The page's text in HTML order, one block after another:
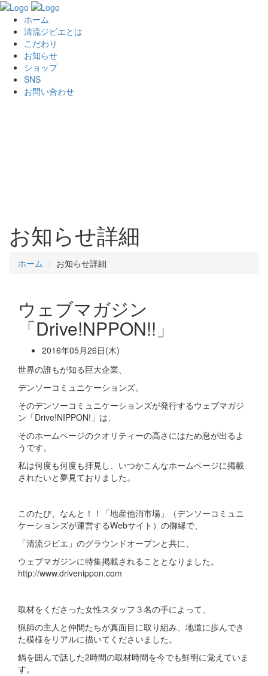
ホーム
清流ジビエとは
こだわり
お知らせ
ショップ
SNS
お問い合わせ
お知らせ詳細
ホーム お知らせ詳細
ウェブマガジン
「Drive!NPPON!!」
2016年05月26日(木)
世界の誰もが知る巨大企業、
デンソーコミュニケーションズ。
そのデンソーコミュニケーションズが発行するウェブマガジ
ン「Drive!NIPPON!」は、
そのホームページのクオリティーの高さにはため息が出るよ
うです。
私は何度も何度も拝見し、いつかこんなホームページに掲載
されたいと夢見ておりました。
このたび、なんと！！「地産他消市場」（デンソーコミュニ
ケーションズが運営するWebサイト）の御縁で、
「清流ジビエ」のグラウンドオープンと共に、
ウェブマガジンに特集掲載されることとなりました。
http://www.drivenippon.com
取材をくださった女性スタッフ３名の手によって、
猟師の主人と仲間たちが真面目に取り組み、地道に歩んでき
た模様をリアルに描いてくださいました。
鍋を囲んで話した2時間の取材時間を今でも鮮明に覚えていま
す。